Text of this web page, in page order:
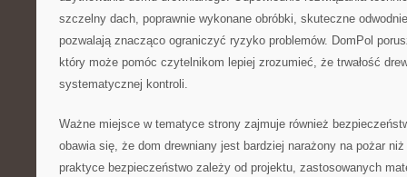
szczelny dach, poprawnie wykonane obróbki, skuteczne
pozwalają znacząco ograniczyć ryzyko problemów. DomPol
który może pomóc czytelnikom lepiej zrozumieć, że trwałość
systematycznej kontroli.
Ważne miejsce w tematyce strony zajmuje również
obawia się, że dom drewniany jest bardziej narażony na pożar
praktyce bezpieczeństwo zależy od projektu, zastosowanych